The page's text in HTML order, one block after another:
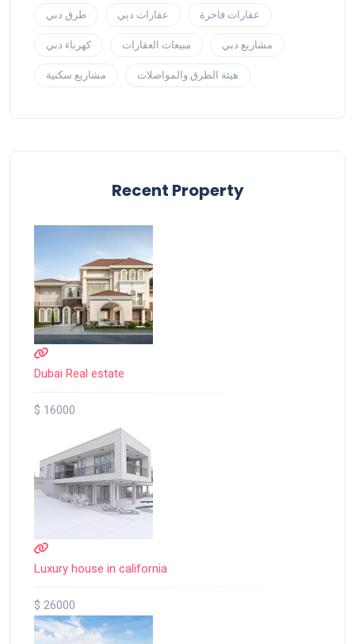
طرق دبي عقارات دبي عقارات فاخرة
كهرباء دبي مبيعات العقارات مشاريع دبي
مشاريع سكنية هيئة الطرق والمواصلات
Recent Property
Dubai Real estate
$ 16000
Luxury house in california
$ 26000